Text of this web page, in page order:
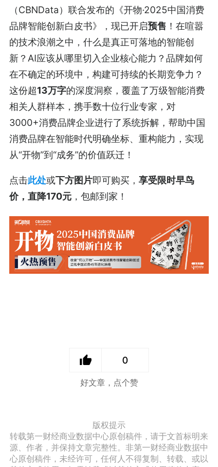
（CBNData）联合发布的《开物·2025中国消费
品牌智能创新白皮书》，现已开启预售 ！在喧嚣
的技术浪潮之中，什么是真正可落地的智能创
新？AI应该从哪里切入企业核心能力？品牌如何
在不确定的环境中，构建可持续的长期竞争力？
这份超13万字的深度洞察，覆盖了万级智能消费
相关人群样本，携手数十位行业专家，对
3000+消费品牌企业进行了系统拆解，帮助中国
消费品牌在智能时代明确坐标、重构能力，实现
从“开物”到“成务”的价值跃迁！
点击此处或下方图片即可购买，享受限时早鸟
价，直降170元 ，包邮到家！
0
好文章，点个赞
版权提示
转载第一财经商业数据中心原创稿件，请于文首标明来
源、作者，并保持文章完整性。非第一财经商业数据中
心原创稿件，未经许可，任何人不得复制、转载、或以